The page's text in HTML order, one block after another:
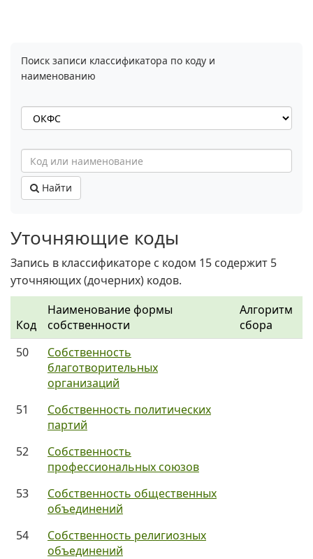
Поиск записи классификатора по коду и
наименованию
Найти
Уточняющие коды
Запись в классификаторе с кодом 15 содержит 5
уточняющих (дочерних) кодов.
Код
Наименование формы
собственности
Алгоритм
сбора
50
Собственность
благотворительных
организаций
51
Собственность политических
партий
52
Собственность
профессиональных союзов
53
Собственность общественных
объединений
54
Собственность религиозных
объединений